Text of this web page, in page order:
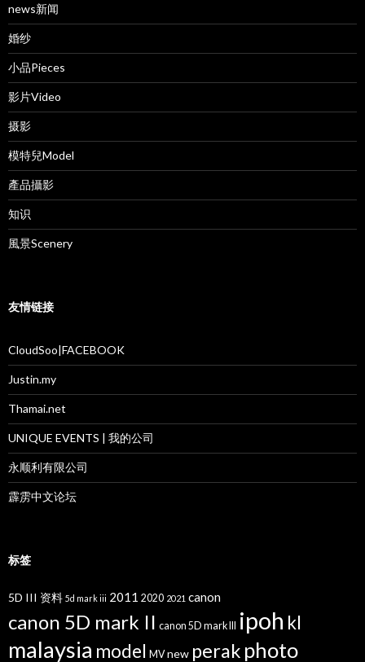
news新闻
婚纱
小品Pieces
影片Video
摄影
模特兒Model
產品攝影
知识
風景Scenery
友情链接
CloudSoo|FACEBOOK
Justin.my
Thamai.net
UNIQUE EVENTS | 我的公司
永顺利有限公司
霹雳中文论坛
标签
5D III 资料 5d mark iii 2011 2020 2021 canon
canon 5D mark II canon 5D mark III ipoh kl
malaysia model MV new perak photo